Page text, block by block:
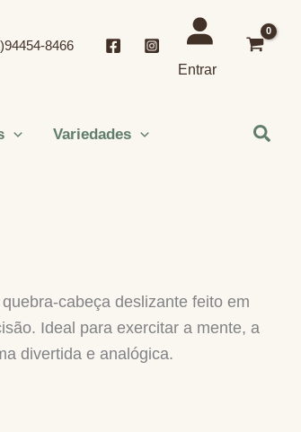
8466
Entrar
Variedades
cabeça deslizante feito em
Ideal para exercitar a mente, a
divertida e analógica.